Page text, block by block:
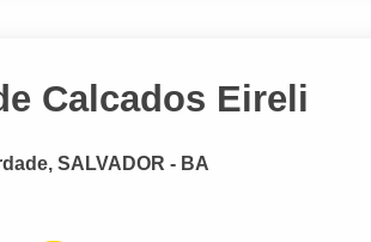
Calcados Eireli
SALVADOR - BA